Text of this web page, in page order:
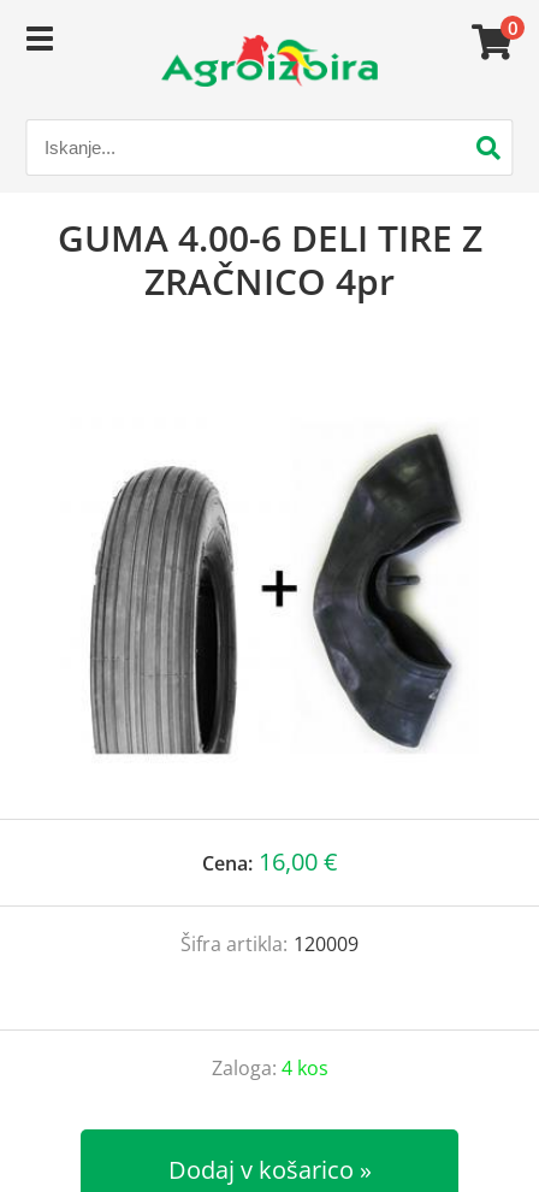
0
GUMA 4.00-6 DELI TIRE Z
ZRAČNICO 4pr
Cena: 16,00 €
Šifra artikla: 120009
Zaloga: 4 kos
Dodaj v košarico